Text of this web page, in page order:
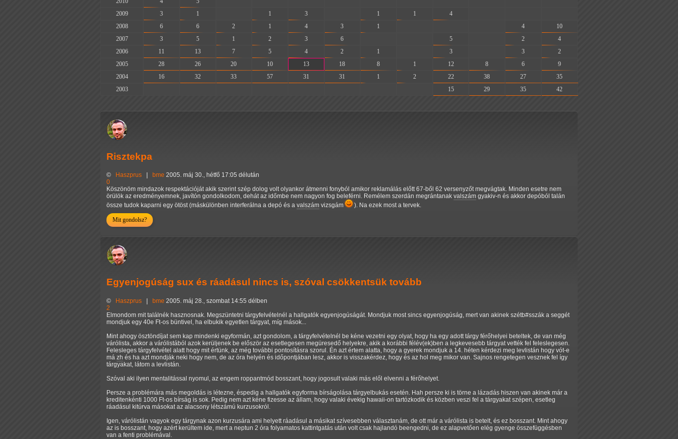
2009
3 1 1 3 1 1 4
2008
6 6 2 1 4 3 1 4
10
2007
3 5 1 2 3 6 5 2
4
2006
11 13 7 5 4 2 1 3 3
2
2005
28 26 20 10 13 18 8 1 12 8 6
9
2004
16 32 33 57 31 31 1 2 22 38 27
35
2003
15 29 35 42
Risztekpa
© Haszprus bme 2005. máj 30., hétfő 17:05 délután
0
Köszönöm mindazok respektációját akik szerint szép dolog volt olyankor átmenni fonyból amikor reklamálás előtt 67-ből 62 versenyzőt megvágtak. Minden esetre nem
örülök az eredményemnek, javítón gondolkodom, dehát az időmbe nem nagyon fog beleférni. Remélem szerdán megrántanak valszám gyakiv-n és akkor depóból talán
össze tudok kaparni egy ötöst (máskülönben interferálna a depó és a valszám vizsgám ). Na ezek most a tervek.
Mit gondolsz?
Egyenjogúság sux és ráadásul nincs is, szóval csökkentsük tovább
© Haszprus | bme 2005. máj 28., szombat 14:55 délben
2
Elmondom mit találnék hasznosnak. Megszüntetni tárgyfelvételnél a hallgatók egyenjogúságát. Mondjuk most sincs egyenjogúság, mert van akinek szétb#sszák a seggét
mondjuk egy 40e Ft-os büntivel, ha elbukik egyetlen tárgyat, míg mások...
Mint ahogy ösztöndíjat sem kap mindenki egyformán, azt gondolom, a tárgyfelvételnél be kéne vezetni egy olyat, hogy ha egy adott tárgy férőhelyei beteltek, de van még
várólista, akkor a várólistából azok kerüljenek be először az esetlegesen megüresedő helyekre, akik a korábbi félév(ek)ben a legkevesebb tárgyat vették fel feleslegesen.
Felesleges tárgyfelvétel alatt hogy mit értünk, az még további pontosításra szorul. Én azt értem alatta, hogy a gyerek mondjuk a 14. héten kérdezi meg levlistán hogy vót-e
má zh és ha azt mondják neki hogy nem, de az óra helyén és időpontjában lesz, akkor is visszakérdez, hogy és az hol meg mikor van. Sajnos rengetegen vesznek fel így
tárgyakat, látom a levlistán.
Szóval aki ilyen mentalitással nyomul, az engem roppantmód bosszant, hogy jogosult valaki más elől elvenni a férőhelyet.
Persze a problémára más megoldás is létezne, éspedig a hallgatók egyforma bírságolása tárgyelbukás esetén. Hah persze ki is törne a lázadás hiszen van akinek már a
kreditenkénti 1000 Ft-os bírság is sok. Pedig nem azt kéne fizesse az állam, hogy valaki évekig hawaii-on tartózkodik és közben veszi fel a tárgyakat szépen, esetleg
ráadásul kitúrva másokat az alacsony létszámú kurzusokról.
Igen, várólistán vagyok egy tárgynak azon kurzusára ami helyett ráadásul a másikat szívesebben választanám, de ott már a várólista is betelt, és ez bosszant. Mint ahogy
az is bosszant, hogy azért kerültem ide, mert a neptun 2 óra folyamatos kattintgatás után volt csak hajlandó beengedni, de ez alapvetően elég gyenge összefüggésben
van a fenti problémával.